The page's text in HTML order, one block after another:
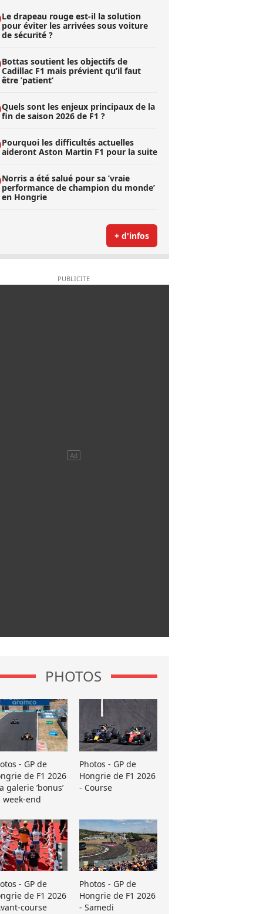
Le drapeau rouge est-il la solution
pour éviter les arrivées sous voiture
de sécurité ?
Bottas soutient les objectifs de
Cadillac F1 mais prévient qu’il faut
être ’patient’
Quels sont les enjeux principaux de la
fin de saison 2026 de F1 ?
Pourquoi les difficultés actuelles
aideront Aston Martin F1 pour la suite
Norris a été salué pour sa ’vraie
performance de champion du monde’
en Hongrie
+ d'infos
PHOTOS
- GP de
de F1 2026
galerie ’bonus’
week-end
Photos - GP de
Hongrie de F1 2026
- Course
- GP de
de F1 2026
course
Photos - GP de
Hongrie de F1 2026
- Samedi